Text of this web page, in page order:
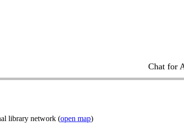
Chat for
library network (open map)